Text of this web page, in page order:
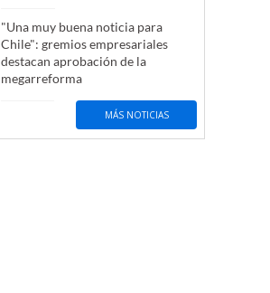
"Una muy buena noticia para
Chile": gremios empresariales
destacan aprobación de la
megarreforma
MÁS NOTICIAS